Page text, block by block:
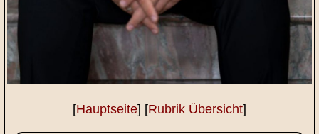
[Hauptseite] [Rubrik Übersicht]